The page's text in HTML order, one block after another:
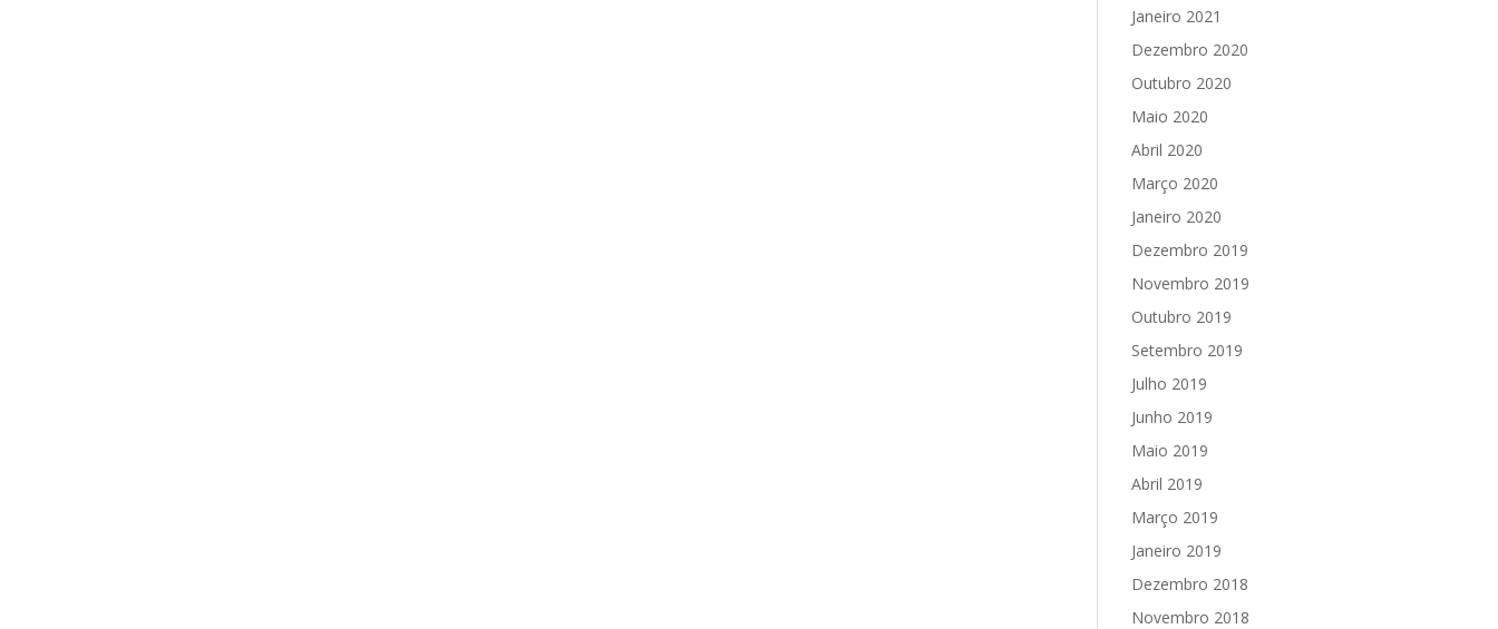
Janeiro 2021
Dezembro 2020
Outubro 2020
Maio 2020
Abril 2020
Março 2020
Janeiro 2020
Dezembro 2019
Novembro 2019
Outubro 2019
Setembro 2019
Julho 2019
Junho 2019
Maio 2019
Abril 2019
Março 2019
Janeiro 2019
Dezembro 2018
Novembro 2018